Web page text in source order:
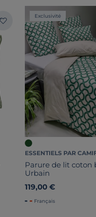
Exclusivité
ESSENTIELS PAR
Parure de lit coton
Urbain
119,00 €
Français